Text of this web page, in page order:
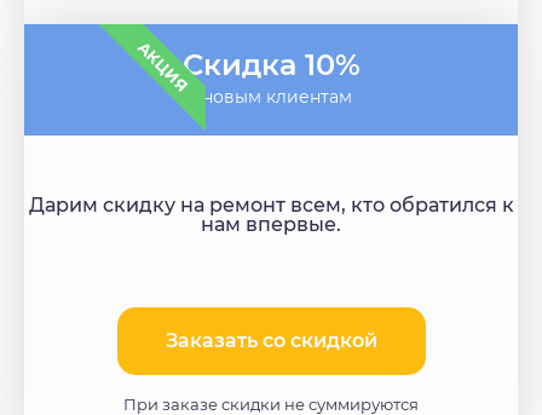
АКЦИЯСкидка 10%
- новым клиентам
Дарим скидку на ремонт всем, кто обратился к
нам впервые.
Заказать со скидкой​
При заказе скидки не суммируются